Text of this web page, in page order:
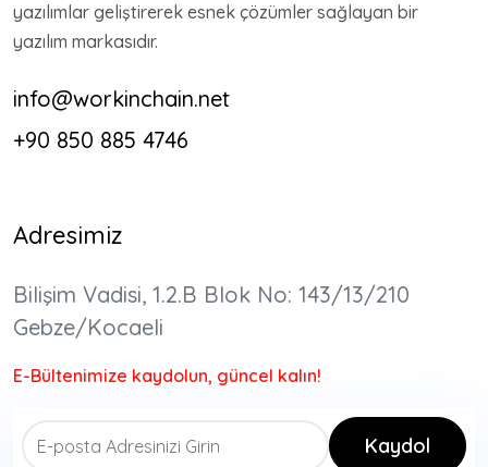
yazılımlar geliştirerek esnek çözümler sağlayan bir
yazılım markasıdır.
info@workinchain.net
+90 850 885 4746
Adresimiz
Bilişim Vadisi, 1.2.B Blok No: 143/13/210
Gebze/Kocaeli
E-Bültenimize kaydolun, güncel kalın!
Kaydol